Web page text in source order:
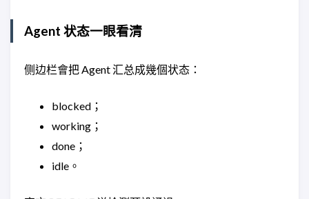
Agent 状态一眼看清
侧边栏會把 Agent 汇总成幾個状态：
blocked；
working；
done；
idle。